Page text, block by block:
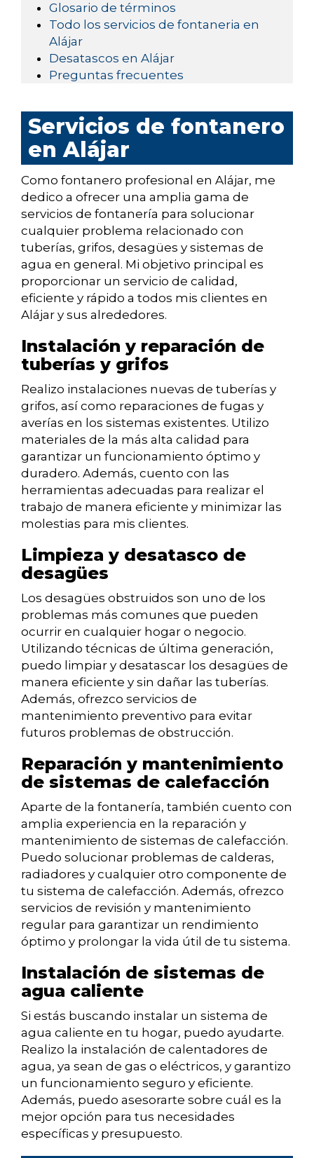
Glosario de términos
Todo los servicios de fontaneria en
Alájar
Desatascos en Alájar
Preguntas frecuentes
Servicios de fontanero
en Alájar
Como fontanero profesional en Alájar, me
dedico a ofrecer una amplia gama de
servicios de fontanería para solucionar
cualquier problema relacionado con
tuberías, grifos, desagües y sistemas de
agua en general. Mi objetivo principal es
proporcionar un servicio de calidad,
eficiente y rápido a todos mis clientes en
Alájar y sus alrededores.
Instalación y reparación de
tuberías y grifos
Realizo instalaciones nuevas de tuberías y
grifos, así como reparaciones de fugas y
averías en los sistemas existentes. Utilizo
materiales de la más alta calidad para
garantizar un funcionamiento óptimo y
duradero. Además, cuento con las
herramientas adecuadas para realizar el
trabajo de manera eficiente y minimizar las
molestias para mis clientes.
Limpieza y desatasco de
desagües
Los desagües obstruidos son uno de los
problemas más comunes que pueden
ocurrir en cualquier hogar o negocio.
Utilizando técnicas de última generación,
puedo limpiar y desatascar los desagües de
manera eficiente y sin dañar las tuberías.
Además, ofrezco servicios de
mantenimiento preventivo para evitar
futuros problemas de obstrucción.
Reparación y mantenimiento
de sistemas de calefacción
Aparte de la fontanería, también cuento con
amplia experiencia en la reparación y
mantenimiento de sistemas de calefacción.
Puedo solucionar problemas de calderas,
radiadores y cualquier otro componente de
tu sistema de calefacción. Además, ofrezco
servicios de revisión y mantenimiento
regular para garantizar un rendimiento
óptimo y prolongar la vida útil de tu sistema.
Instalación de sistemas de
agua caliente
Si estás buscando instalar un sistema de
agua caliente en tu hogar, puedo ayudarte.
Realizo la instalación de calentadores de
agua, ya sean de gas o eléctricos, y garantizo
un funcionamiento seguro y eficiente.
Además, puedo asesorarte sobre cuál es la
mejor opción para tus necesidades
específicas y presupuesto.